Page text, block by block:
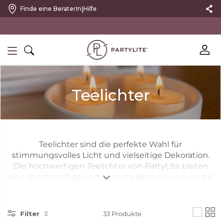
Finde eine BeraterIn|Hilfe
Teelichter
Teelichter sind die perfekte Wahl für
stimmungsvolles Licht und vielseitige Dekoration.
Die hochwertigen Teelichter von PartyLite bieten
eine gleichmäßige und saubere Brenndauer von bis
Teelichter bekannt, sorgen für intensives Licht und
Filter 33 Produkte